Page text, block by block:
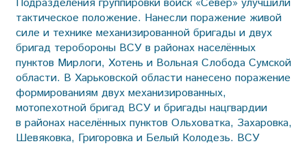
тактическое положение. Нанесли поражение живой
силе и технике механизированной бригады и двух
бригад теробороны ВСУ в районах населённых
пунктов Мирлоги, Хотень и Вольная Слобода Сумской
области. В Харьковской области нанесено поражение
формированиям двух механизированных,
мотопехотной бригад ВСУ и бригады нацгвардии
в районах населённых пунктов Ольховатка, Захаровка,
Шевяковка, Григоровка и Белый Колодезь. ВСУ